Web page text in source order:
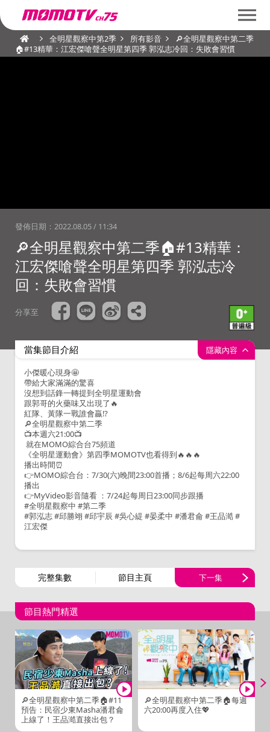
全明星觀察中第2季 所有影音
🔎全明星觀察中第二季
🏠#13精華：江宏傑嗆聲全明星第四季 郭泓志冷回：失敗會習慣
發佈日期： 2022.08.05 / 11:34
🔎全明星觀察中第二季🏠#13精華：
江宏傑嗆聲全明星第四季 郭泓志冷
回：失敗會習慣
分享至
當集節目介紹 隱藏內容
小傑暖心現身🤩
帶給大家滿滿的驚喜
沒想到話鋒一轉提到全明星運動會
跟郭哥的火藥味又出現了🔥
紅隊、黃隊一戰誰會贏⁉
🔎全明星觀察中第二季
📺本週六21:00📺
就在MOMO綜合台75頻道
《全明星運動會》第四季MOMOTV也看得到🔥🔥🔥
播出時間⏰
👉MOMO綜合台：7/30(六)晚間23:00首播；8/6起每周六22:00
播出
👉MyVideo影音隨看 ：7/24起每周日23:00同步跟播
#全明星觀察中 #第二季
#郭泓志 #邱勝翊 #邱宇辰 #吳心緹 #晏柔中 #潘君侖 #王品澔 #
江宏傑
完整集數 節目主頁 下一集
節目熱門精選
🔎全明星觀察中第二季🏠#11
預告：民宿少東Masha潘君侖
上線了！王品澔直接出包？
🔎全明星觀察中第二季🏠每週
六20:00再度入住💖